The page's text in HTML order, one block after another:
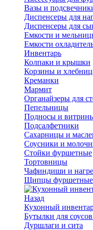
Вазы и
Диспенсеры для
Диспенсеры для
Емкости и
Емкости
Инвентарь
Колпаки и крышки
Корзины и
Креманки
Мармит
Органайзеры для
Пепельницы
Подносы и
Подсалфетники
Сахарницы и
Соусники и
Стойки фуршетные
Тортовницы
Чафиндиши и
Щипцы фуршетные
Назад
Кухонный
Бутылки для
Дуршлаги и сита